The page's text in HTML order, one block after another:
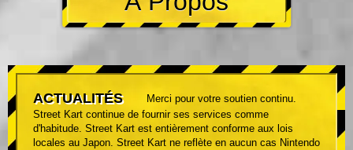
ACTUALITÉS
Merci pour votre soutien continu.
Street Kart continue de fournir ses services comme
d'habitude. Street Kart est entièrement conforme aux lois
locales au Japon. Street Kart ne reflète en aucun cas Nintendo